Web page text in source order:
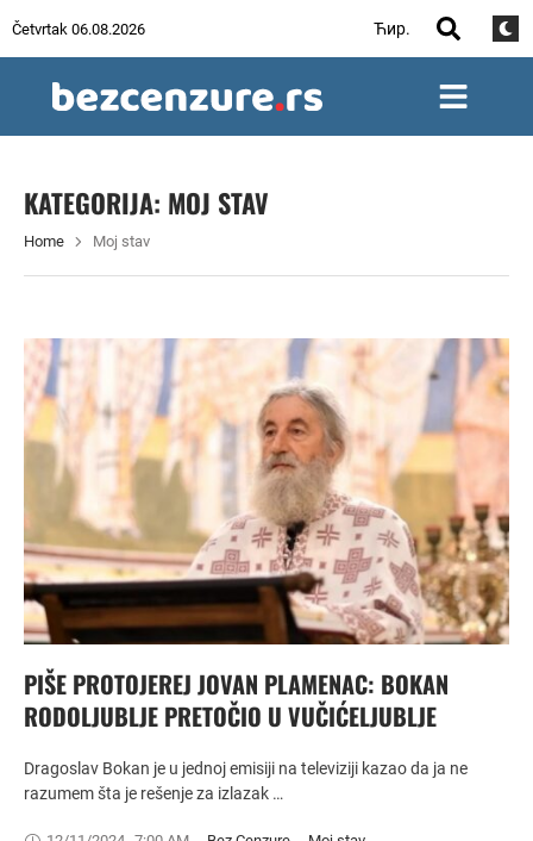
Četvrtak 06.08.2026 Ћир.
KATEGORIJA: MOJ STAV
Home Moj stav
PIŠE PROTOJEREJ JOVAN PLAMENAC: BOKAN
RODOLJUBLJE PRETOČIO U VUČIĆELJUBLJE
Dragoslav Bokan je u jednoj emisiji na televiziji kazao da ja ne
razumem šta je rešenje za izlazak …